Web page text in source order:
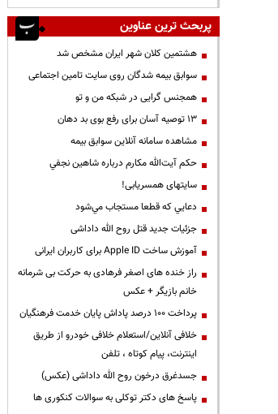
پربحث ترین عناوین
هشتمین کلان شهر ایران مشخص شد
سوابق بیمه شدگان روی سایت تامین اجتماعی
همجنس گرایی در شبکه من و تو
13 توصیه آسان برای رفع بوی بد دهان
مشاهده سامانه آنلاين سوابق بیمه
حكم آيت‌الله مكارم درباره شاهين نجفي
سایتهای همسریابی!
دعايي كه قطعا مستجاب مي‌شود
جزئیات جدید قتل روح الله داداشی
آموزش ساخت Apple ID برای کاربران ایرانی
راز خنده های اصغر فرهادی به حرکت بی شرمانه
خانم بازیگر + عکس
پرداخت ۱۰۰ درصد پاداش پایان خدمت فرهنگیان
خلافی آنلاین/استعلام خلافی خودرو از طریق
اینترنت، پیام کوتاه ، تلفن
جسدغرق درخون روح الله داداشی (عکس)
پاسخ های دکتر توکلی به سوالات کنکوری ها